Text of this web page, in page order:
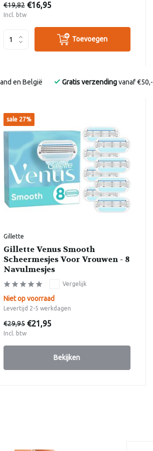
€19,82 €16,95
Incl. btw
Toevoegen
en België Gratis verzendingvanaf €50,-
sale 27%
Gillette
Gillette Venus Smooth
Scheermesjes Voor Vrouwen - 8
Navulmesjes
Vergelijk
Niet op voorraad
Levertijd 2-5 werkdagen
€29,95 €21,95
Incl. btw
Bekijken